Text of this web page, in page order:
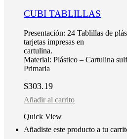
CUBI TABLILLAS
Presentación: 24 Tablillas de
tarjetas impresas en
cartulina.
Material: Plástico – Cartulina
Primaria
$303.19
Añadir al carrito
Quick View
Añadiste este producto a tu